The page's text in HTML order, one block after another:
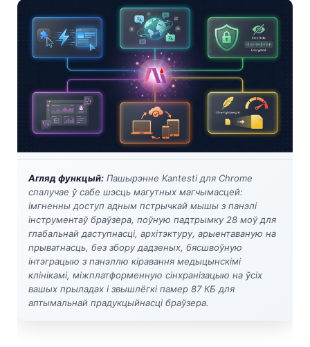
Агляд функцый: Пашырэнне Kantesti для Chrome
спалучае ў сабе шэсць магутных магчымасцей:
імгненны доступ адным пстрычкай мышы з панэлі
інструментаў браўзера, поўную падтрымку 28 моў для
глабальнай даступнасці, архітэктуру, арыентаваную на
прыватнасць, без збору дадзеных, бясшвоўную
інтэграцыю з панэллю кіравання медыцынскімі
клінікамі, міжплатформенную сінхранізацыю на ўсіх
вашых прыладах і звышлёгкі памер 87 КБ для
аптымальнай прадукцыйнасці браўзера.
Afrikaans
Монгол
ພາສາລາວ
Basa Jawa
Cebuano
ئۇيغۇرچە
Esperanto
Frysk
Ślōnskŏ gŏdka
Norsk bokmål